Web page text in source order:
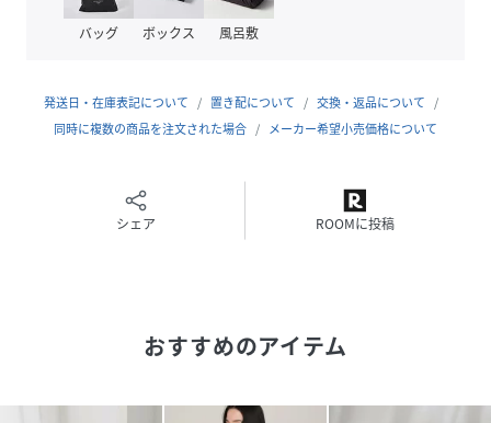
バッグ ボックス 風呂敷
発送日・在庫表記について 置き配について
交換・返品について
同時に複数の商品を注文された場合
メーカー希望小売価格について
シェア ROOMに投稿
おすすめのアイテム